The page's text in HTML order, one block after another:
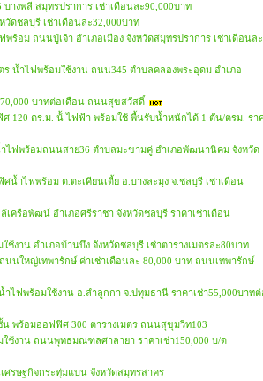
างพลี สมุทรปราการ เช่าเดือนละ90,000บาท
วัดชลบุรี เช่าเดือนละ32,000บาท
ร้อม ถนนปู่เจ้า อำเภอเมือง จังหวัดสมุทรปราการ เช่าเดือนละ
ร น้ำไฟพร้อมใช้งาน ถนน345 ตำบลคลองพระอุดม อำเภอ
70,000 บาทต่อเดือน ถนนสุขสวัสดิ์
120 ตร.ม. น้้ ไฟฟ้า พร้อมใช้ พื้นรับน้ำหนักได้ 1 ตัน/ตรม. รา
ำไฟพร้อมถนนสาย36 ตำบลมะขามคู่ อำเภอพัฒนานิคม จังหวัด
น้ำไฟพร้อม ต.ตะเคียนเตี้ย อ.บางละมุง จ.ชลบุรี เช่าเดือน
เครือพัฒน์ อำเภอศรีราชา จังหวัดชลบุรี ราคาเช่าเดือน
งาน อำเภอบ้านบึง จังหวัดชลบุรี เช่าตารางเมตรละ80บาท
นใหญ่เทพารักษ์ ค่าเช่าเดือนละ 80,000 บาท ถนนเทพารักษ์
ไฟพร้อมใช้งาน อ.ลำลูกกา จ.ปทุมธานี ราคาเช่า55,000บาท
น พร้อมออฟฟิศ 300 ตารางเมตร ถนนสุขุมวิท103
ช้งาน ถนนพุทธมณฑลศาลายา ราคาเช่า150,000 บ/ด
ศรษฐกิจกระทุ่มแบน จังหวัดสมุทรสาคร